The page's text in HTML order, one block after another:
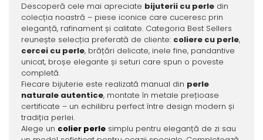
Descoperă cele mai apreciate bijuterii cu perledin
colecția noastră – piese iconice care cuceresc prin
eleganță, rafinament și calitate. Categoria Best Sellers
reunește selecția preferată de cliente: coliere cu perle,
cercei cu perle, brățări delicate, inele fine, pandantive
unicat, broșe elegante și seturi care spun o poveste
completă.
Fiecare bijuterie este realizată manual din perle
naturale autentice, montate în metale prețioase
certificate – un echilibru perfect între design modern și
tradiția perlei.
Alege un colier perlesimplu pentru eleganță de zi sau